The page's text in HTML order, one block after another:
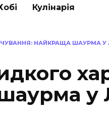
Кулінарія
НАЙКРАЩА ШАУРМА У
у